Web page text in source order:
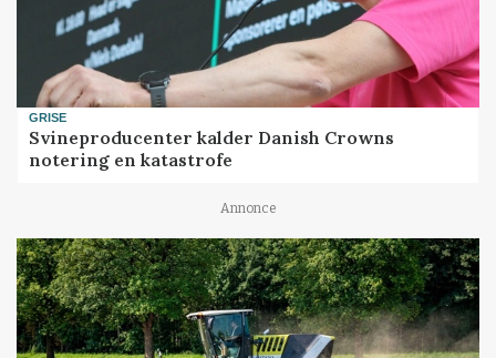
GRISE
Svineproducenter kalder Danish Crowns
notering en katastrofe
Annonce